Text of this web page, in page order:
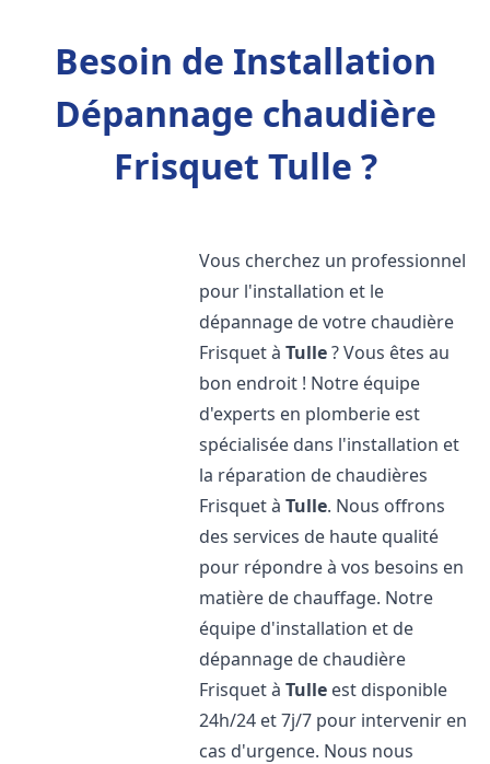
Besoin de Installation
Dépannage chaudière
Frisquet Tulle ?
Vous cherchez un professionnel
pour l'installation et le
dépannage de votre chaudière
Frisquet àTulle? Vous êtes au
bon endroit ! Notre équipe
d'experts en plomberie est
spécialisée dans l'installation et
la réparation de chaudières
Frisquet àTulle. Nous offrons
des services de haute qualité
pour répondre à vos besoins en
matière de chauffage. Notre
équipe d'installation et de
dépannage de chaudière
Frisquet àTulle est disponible
24h/24 et 7j/7 pour intervenir en
cas d'urgence. Nous nous